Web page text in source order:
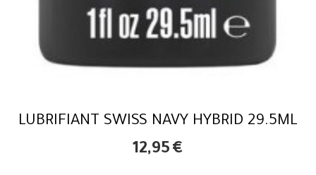
LUBRIFIANT SWISS NAVY HYBRID 29.5ML
12,95 €